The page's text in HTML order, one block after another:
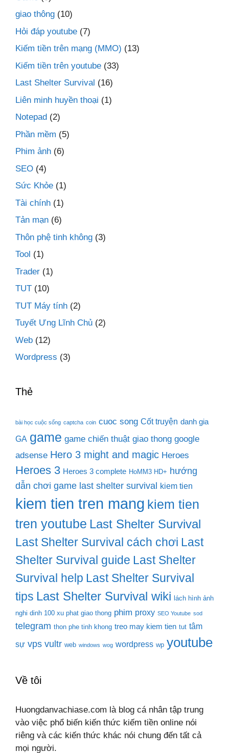
giao thông (10)
Hỏi đáp youtube (7)
Kiếm tiền trên mạng (MMO) (13)
Kiếm tiền trên youtube (33)
Last Shelter Survival (16)
Liên minh huyền thoại (1)
Notepad (2)
Phần mềm (5)
Phim ảnh (6)
SEO (4)
Sức Khỏe (1)
Tài chính (1)
Tản mạn (6)
Thôn phệ tinh không (3)
Tool (1)
Trader (1)
TUT (10)
TUT Máy tính (2)
Tuyết Ưng Lĩnh Chủ (2)
Web (12)
Wordpress (3)
Thẻ
bài học cuộc sống captcha coin cuoc song Cốt truyện danh gia
GA game game chiến thuật giao thong google
adsense Hero 3 might and magic Heroes
Heroes 3 Heroes 3 complete HoMM3 HD+ hướng
dẫn chơi game last shelter survival kiem tien
kiem tien tren mang kiem tien
tren youtube Last Shelter Survival
Last Shelter Survival cách chơi Last
Shelter Survival guide Last Shelter
Survival help Last Shelter Survival
tips Last Shelter Survival wiki lách hình ảnh
nghi dinh 100 xu phat giao thong phim proxy SEO Youtube sod
telegram thon phe tinh khong treo may kiem tien tut tâm
sự vps vultr web windows wog wordpress wp youtube
Về tôi
Huongdanvachiase.com là blog cá nhân tập trung
vào việc phổ biến kiến thức kiếm tiền online nói
riêng và các kiến thức khác nói chung đến tất cả
mọi người.